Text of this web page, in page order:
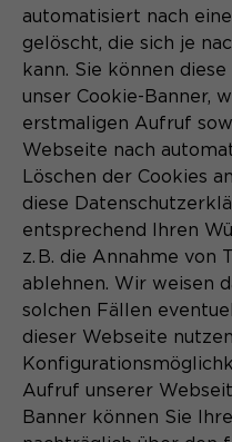
automatisiert nach
gelöscht, die sich je
kann. Sie können
unser Cookie-Banner,
erstmaligen Aufruf
Webseite nach
Löschen der Cookies
diese
entsprechend Ihren
z. B. die Annahme von
ablehnen. Wir weisen
solchen Fällen
dieser Webseite
Aufruf unserer
Banner können Sie